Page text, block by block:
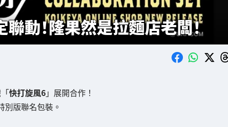
聯動！隆果然是拉麵店老闆！
快打旋風6」展開合作！
別版聯名包裝。